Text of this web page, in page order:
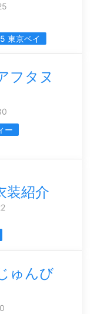
東京ベイ
フタヌ
ー
装紹介
ゅんび